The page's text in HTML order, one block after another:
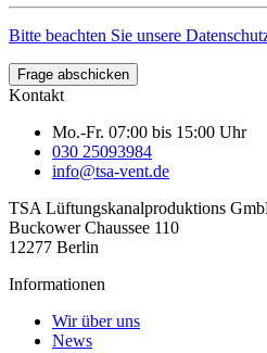
Bitte beachten Sie unsere
Frage abschicken
Kontakt
Mo.-Fr. 07:00 bis 15:00 Uhr
030 25093984
info@tsa-vent.de
TSA Lüftungskanal­produktions
Buckower Chaussee 110
12277 Berlin
Informationen
Wir über uns
News